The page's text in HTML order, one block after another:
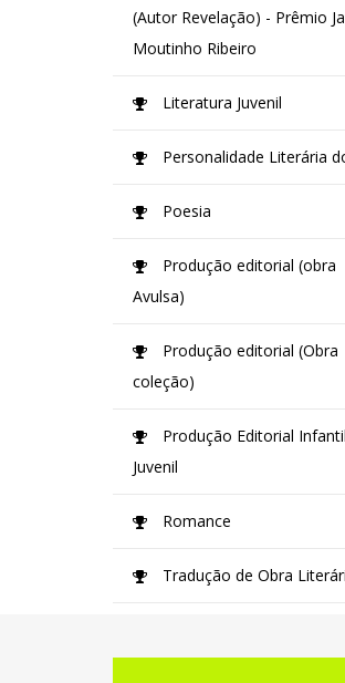
(Autor Revelação) - Prêmio
Moutinho Ribeiro
Literatura Juvenil
Personalidade Literária
Poesia
Produção editorial (obra
Avulsa)
Produção editorial (Obra
coleção)
Produção Editorial
Juvenil
Romance
Tradução de Obra